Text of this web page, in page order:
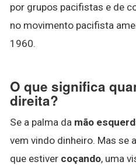
por grupos pacifistas e de
no movimento pacifista
1960.
O que significa
direita?
Se a palma da mão
vem vindo dinheiro. Mas se
que estiver coçando, uma